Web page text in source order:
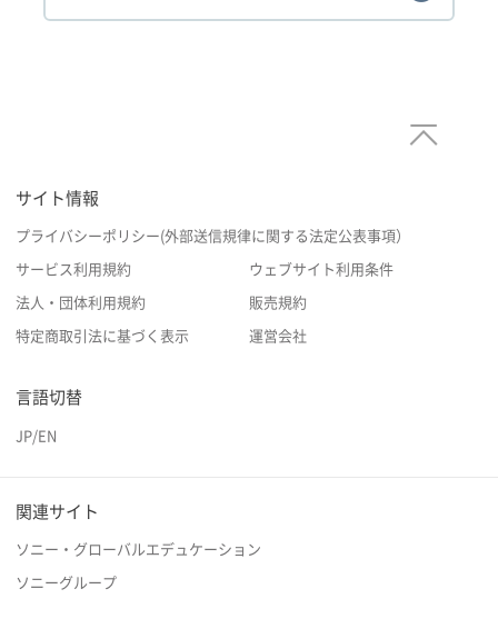
サイト情報
プライバシーポリシー(外部送信規律に関する法定公表事項）
サービス利用規約 ウェブサイト利用条件
法人・団体利用規約 販売規約
特定商取引法に基づく表示 運営会社
言語切替
JP/EN
関連サイト
ソニー・グローバルエデュケーション
ソニーグループ